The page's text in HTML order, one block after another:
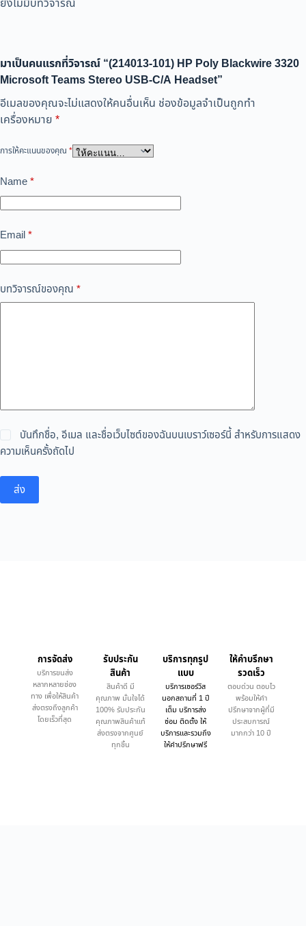
มาเป็นคนแรกที่วิจารณ์ “(214013-101) HP Poly Blackwire 3320
Microsoft Teams Stereo USB-C/A Headset”
อีเมลของคุณจะไม่แสดงให้คนอื่นเห็น ช่องข้อมูลจำเป็นถูกทำ
เครื่องหมาย *
การให้คะแนนของคุณ *
Name*
Email*
บทวิจารณ์ของคุณ *
บันทึกชื่อ, อีเมล และชื่อเว็บไซต์ของฉันบนเบราว์เซอร์นี้ สำหรับการแสดง
ความเห็นครั้งถัดไป
ส่ง
การจัดส่ง
บริการขนส่ง
หลากหลายช่อง
ทาง เพื่อให้สินค้า
ส่งตรงถึงลูกค้า
โดยเร็วที่สุด
รับประกัน
สินค้า
สินค้าดี มี
คุณภาพ มั่นใจได้
100% รับประกัน
คุณภาพสินค้าแท้
ส่งตรงจากศูนย์
ทุกชิ้น
บริการทุกรูป
แบบ
บริการเซอร์วิส
นอกสถานที่ 1 ปี
เต็ม บริการส่ง
ซ่อม ติดตั้ง ให้
บริการและรวมถึง
ให้คำปรึกษาฟรี
ให้คำบรึกษา
รวดเร็ว
ตอบด่วน ตอบไว
พร้อมให้คำ
ปรึกษาจากผู้ที่มี
ประสบการณ์
มากกว่า 10 ปี